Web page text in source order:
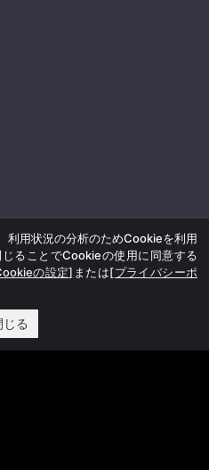
利用状況の分析のためCookieを利用
ることでCookieの使用に同意する
の設定] または[プライバシーポ
じる